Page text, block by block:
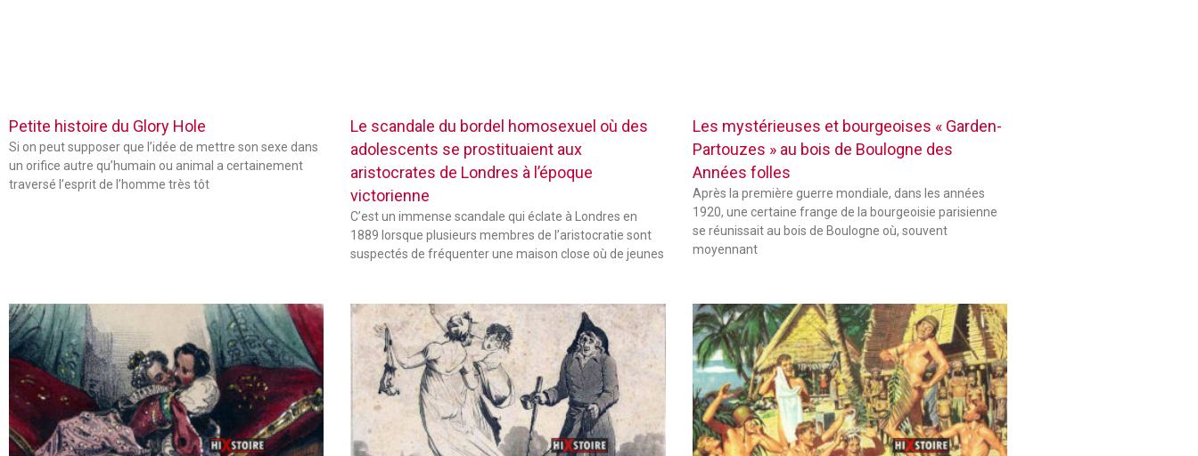
Petite histoire du Glory Hole
Si on peut supposer que l’idée de mettre son sexe dans
un orifice autre qu’humain ou animal a certainement
traversé l’esprit de l’homme très tôt
Le scandale du bordel homosexuel où des
adolescents se prostituaient aux
aristocrates de Londres à l’époque
victorienne
C’est un immense scandale qui éclate à Londres en
1889 lorsque plusieurs membres de l’aristocratie sont
suspectés de fréquenter une maison close où de jeunes
Les mystérieuses et bourgeoises « Garden-
Partouzes » au bois de Boulogne des
Années folles
Après la première guerre mondiale, dans les années
1920, une certaine frange de la bourgeoisie parisienne
se réunissait au bois de Boulogne où, souvent
moyennant